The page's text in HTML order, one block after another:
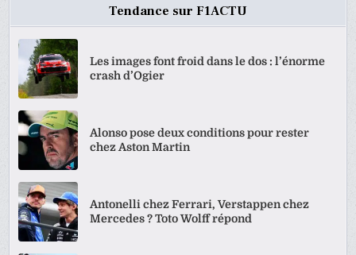
Tendance sur F1ACTU
Les images font froid dans le dos : l’énorme
crash d’Ogier
Alonso pose deux conditions pour rester
chez Aston Martin
Antonelli chez Ferrari, Verstappen chez
Mercedes ? Toto Wolff répond